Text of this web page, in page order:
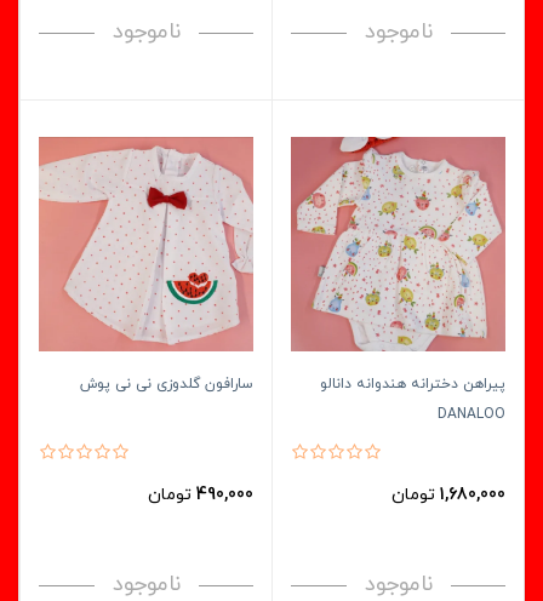
ناموجود ناموجود
پیراهن دخترانه هندوانه دانالو
DANALOO
1,680,000 تومان
ناموجود
سارافون گلدوزی نی نی پوش
490,000 تومان
ناموجود